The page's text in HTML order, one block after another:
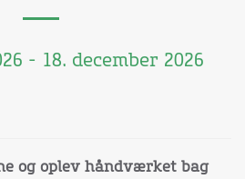
- 18. december 2026
og oplev håndværket bag